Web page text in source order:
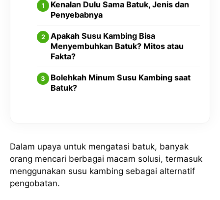
Kenalan Dulu Sama Batuk, Jenis dan
Penyebabnya
Apakah Susu Kambing Bisa
Menyembuhkan Batuk? Mitos atau
Fakta?
Bolehkah Minum Susu Kambing saat
Batuk?
Dalam upaya untuk mengatasi batuk, banyak
orang mencari berbagai macam solusi, termasuk
menggunakan susu kambing sebagai alternatif
pengobatan.